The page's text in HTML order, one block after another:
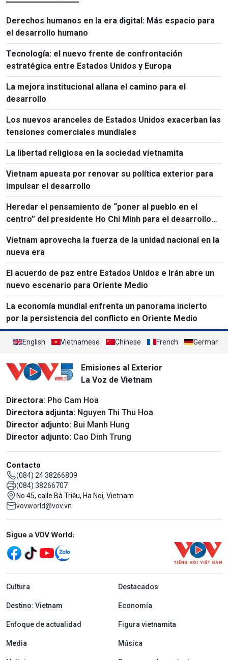
Derechos humanos en la era digital: Más espacio para
el desarrollo humano
Tecnología: el nuevo frente de confrontación
estratégica entre Estados Unidos y Europa
La mejora institucional allana el camino para el
desarrollo
Los nuevos aranceles de Estados Unidos exacerban las
tensiones comerciales mundiales
La libertad religiosa en la sociedad vietnamita
Vietnam apuesta por renovar su política exterior para
impulsar el desarrollo
Heredar el pensamiento de “poner al pueblo en el
centro” del presidente Ho Chi Minh para el desarrollo
del país
Vietnam aprovecha la fuerza de la unidad nacional en la
nueva era
El acuerdo de paz entre Estados Unidos e Irán abre un
nuevo escenario para Oriente Medio
La economía mundial enfrenta un panorama incierto
por la persistencia del conflicto en Oriente Medio
English Vietnamese Chinese French German
Emisiones al Exterior
La Voz de Vietnam
Directora: Pho Cam Hoa
Directora adjunta: Nguyen Thi Thu Hoa
Director adjunto: Bui Manh Hung
Director adjunto: Cao Dinh Trung
Contacto
(084) 24 38266809
(084) 38266707
No 45, calle Bà Triệu, Ha Noi, Vietnam
vovworld@vov.vn
Mạng xã hội
Sigue a VOV World:
menu footer tiếng Tây ban nha
Cultura Destacados
Destino: Vietnam Economía
Enfoque de actualidad Figura vietnamita
Media Música